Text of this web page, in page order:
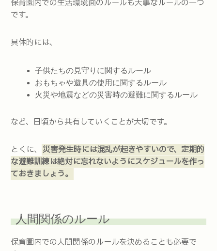
保育園内での生活環境面のルールも大事なルールの一つ
です。
具体的には、
子供たちの見守りに関するルール
おもちゃや遊具の使用に関するルール
火災や地震などの災害時の避難に関するルール
など、日頃から共有していくことが大切です。
とくに、 災害発生時には混乱が起きやすいので、定期的
な避難訓練は絶対に忘れないようにスケジュールを作っ
ておきましょう。
人間関係のルール
保育園内での人間関係のルールを決めることも必要で